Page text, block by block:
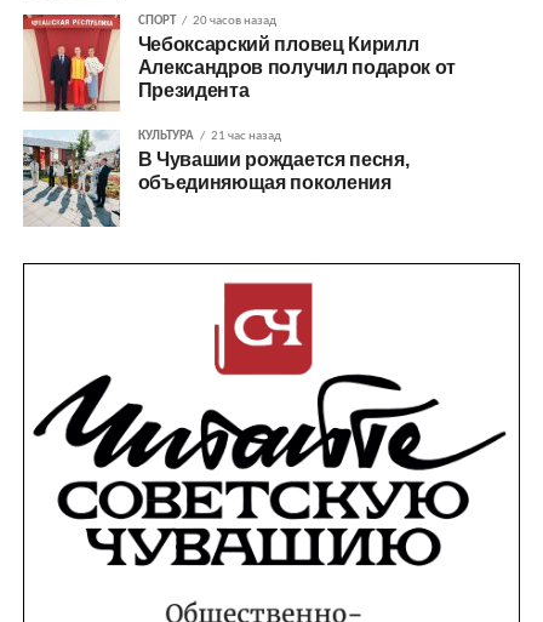
СПОРТ 20 часов назад
Чебоксарский пловец Кирилл
Александров получил подарок от
Президента
КУЛЬТУРА 21 час назад
В Чувашии рождается песня,
объединяющая поколения